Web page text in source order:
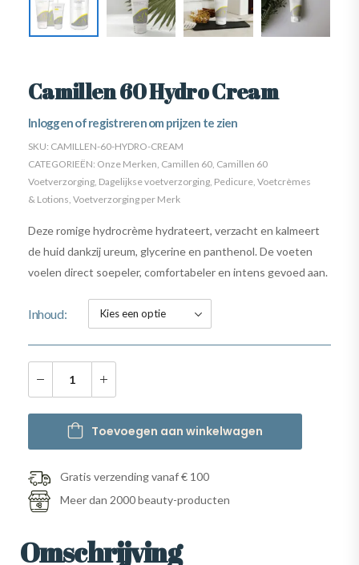
Camillen 60 Hydro Cream
Inloggen of registreren om prijzen te zien
SKU: CAMILLEN-60-HYDRO-CREAM
CATEGORIEËN: Onze Merken Camillen 60 Camillen 60
Voetverzorging Dagelijkse voetverzorging Pedicure Voetcrèmes
& Lotions Voetverzorging per Merk
Deze romige hydrocrème hydrateert, verzacht en kalmeert
de huid dankzij ureum, glycerine en panthenol. De voeten
voelen direct soepeler, comfortabeler en intens gevoed aan.
Inhoud
Toevoegen aan winkelwagen
Gratis verzending vanaf € 100
Meer dan 2000 beauty-producten
Omschrijving